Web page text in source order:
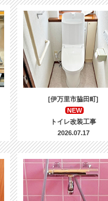
[伊万里市脇田町]
NEW
トイレ改装工事
2026.07.17